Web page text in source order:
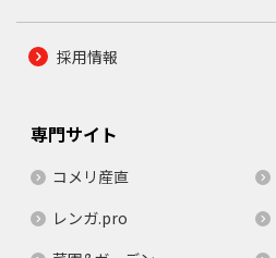
採用情報
専門サイト
コメリ産直
レンガ.pro